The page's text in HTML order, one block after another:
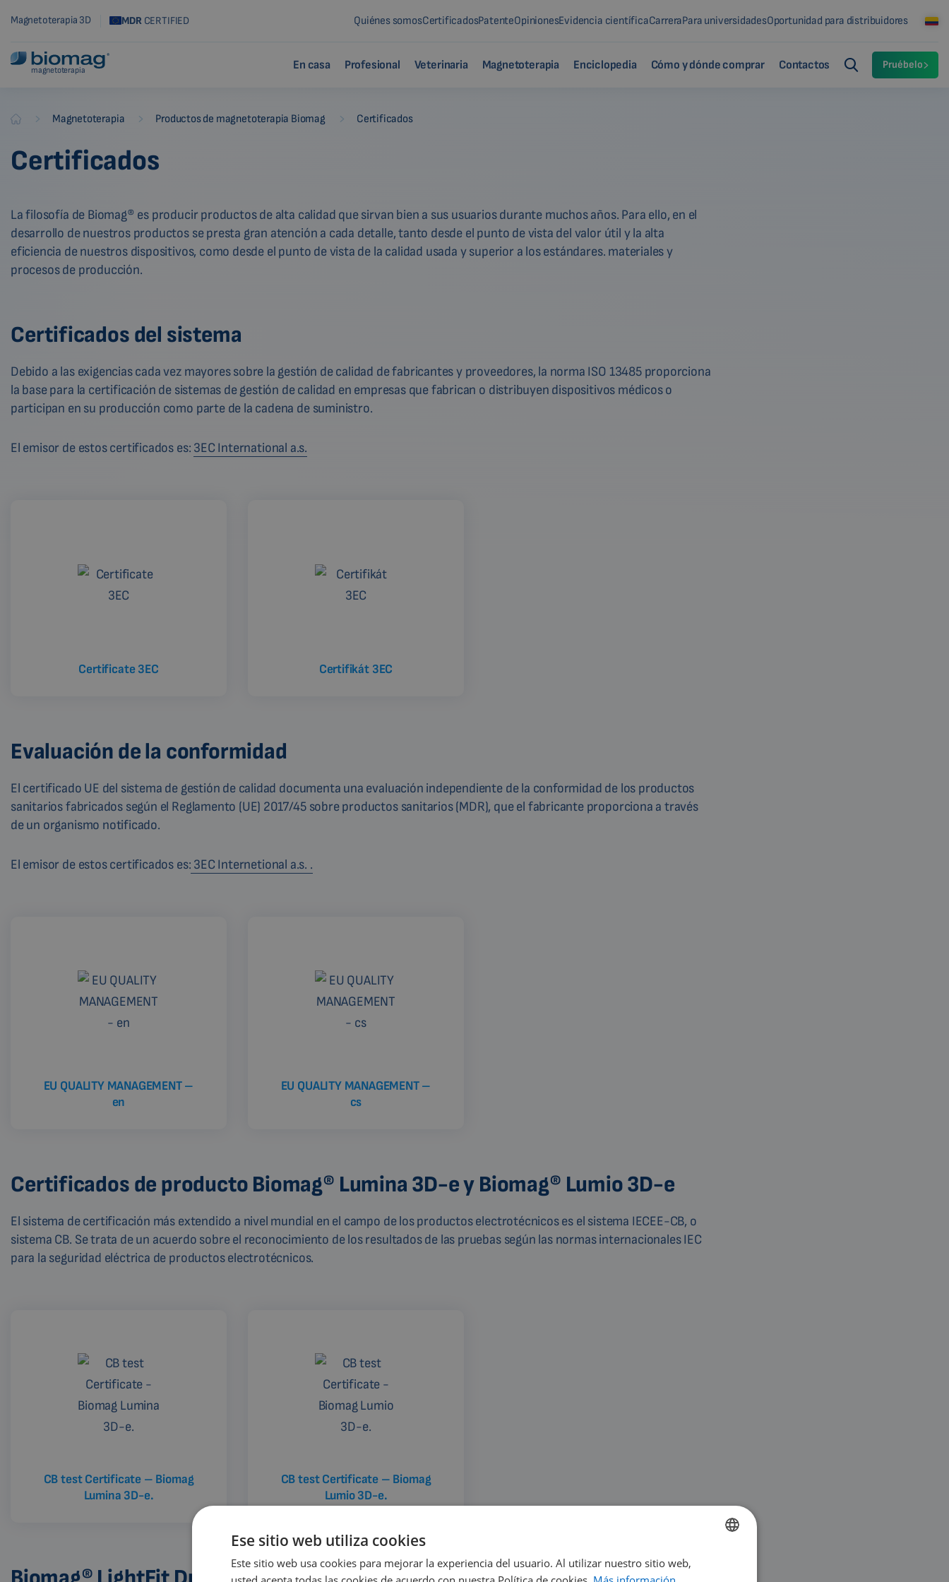
Magnetoterapia 3D MDRCERTIFIED Quiénes somosCertificadosPatenteOpinionesEvidencia científicaCarreraPara universidadesOportunidad para distribuidores
magnetoterapia En casa Profesional Veterinaria Magnetoterapia Enciclopedia Cómo y dónde comprar Contactos Pruébelo
Biomag Magnetoterapia Productos de magnetoterapia Biomag Certificados
Certificados
La filosofía de Biomag® es producir productos de alta calidad que sirvan bien a sus usuarios durante muchos años. Para ello, en el
desarrollo de nuestros productos se presta gran atención a cada detalle, tanto desde el punto de vista del valor útil y la alta
eficiencia de nuestros dispositivos, como desde el punto de vista de la calidad usada y superior a los estándares. materiales y
procesos de producción.
Certificados del sistema
Debido a las exigencias cada vez mayores sobre la gestión de calidad de fabricantes y proveedores, la norma ISO 13485 proporciona
la base para la certificación de sistemas de gestión de calidad en empresas que fabrican o distribuyen dispositivos médicos o
participan en su producción como parte de la cadena de suministro.
El emisor de estos certificados es: 3EC International a.s.
Certificate 3EC Certifikát 3EC
Evaluación de la conformidad
El certificado UE del sistema de gestión de calidad documenta una evaluación independiente de la conformidad de los productos
sanitarios fabricados según el Reglamento (UE) 2017/45 sobre productos sanitarios (MDR), que el fabricante proporciona a través
de un organismo notificado.
El emisor de estos certificados es: 3EC Internetional a.s. .
EU QUALITY MANAGEMENT –
en
EU QUALITY MANAGEMENT –
cs
Certificados de producto Biomag® Lumina 3D-e y Biomag® Lumio 3D-e
El sistema de certificación más extendido a nivel mundial en el campo de los productos electrotécnicos es el sistema IECEE-CB, o
sistema CB. Se trata de un acuerdo sobre el reconocimiento de los resultados de las pruebas según las normas internacionales IEC
para la seguridad eléctrica de productos electrotécnicos.
CB test Certificate – Biomag
Lumina 3D-e.
CB test Certificate – Biomag
Lumio 3D-e.
ENGLISH
Ese sitio web utiliza cookies
Este sitio web usa cookies para mejorar la experiencia del usuario. Al utilizar nuestro sitio web,